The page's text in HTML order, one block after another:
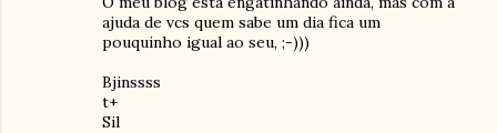
ajuda de vcs quem sabe um dia fica um
pouquinho igual ao seu, ;-)))
Bjinssss
t+
Sil